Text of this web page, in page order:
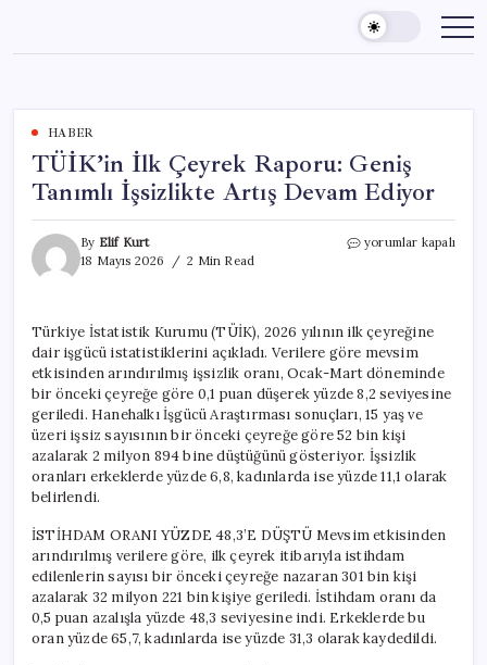
content
HABER
TÜİK’in İlk Çeyrek Raporu: Geniş
Tanımlı İşsizlikte Artış Devam Ediyor
By Elif Kurt
18 Mayıs 2026
2 Min Read
TÜİK’in
Tanımlı
İşsizlikte
Artış
Devam
Ediyor
için
yorumlar kapalı
Türkiye İstatistik Kurumu (TÜİK), 2026 yılının ilk çeyreğine
dair işgücü istatistiklerini açıkladı. Verilere göre mevsim
etkisinden arındırılmış işsizlik oranı, Ocak-Mart döneminde
bir önceki çeyreğe göre 0,1 puan düşerek yüzde 8,2 seviyesine
geriledi. Hanehalkı İşgücü Araştırması sonuçları, 15 yaş ve
üzeri işsiz sayısının bir önceki çeyreğe göre 52 bin kişi
azalarak 2 milyon 894 bine düştüğünü gösteriyor. İşsizlik
oranları erkeklerde yüzde 6,8, kadınlarda ise yüzde 11,1 olarak
belirlendi.
İSTİHDAM ORANI YÜZDE 48,3’E DÜŞTÜ Mevsim etkisinden
arındırılmış verilere göre, ilk çeyrek itibarıyla istihdam
edilenlerin sayısı bir önceki çeyreğe nazaran 301 bin kişi
azalarak 32 milyon 221 bin kişiye geriledi. İstihdam oranı da
0,5 puan azalışla yüzde 48,3 seviyesine indi. Erkeklerde bu
oran yüzde 65,7, kadınlarda ise yüzde 31,3 olarak kaydedildi.